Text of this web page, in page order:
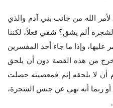
الله من جانب بني آدم والذي
ألم يشق؟ شقي فعلاً، لكننا
عليها، وإذا ما جاء أحد المفسرين
من هذه القصة دون أن يلحق
أن لا يلحقه إثم فمعصيته حصلت
أو ربما أنه نهي عن جنس الشجرة،